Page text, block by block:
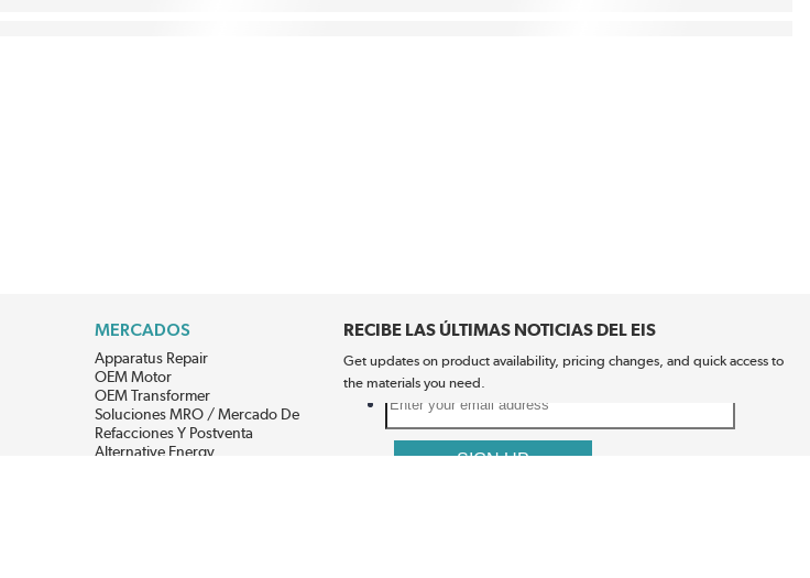
MERCADOS
Apparatus Repair
OEM Motor
OEM Transformer
Soluciones MRO / Mercado De
Refacciones Y Postventa
Alternative Energy
RECIBE LAS ÚLTIMAS NOTICIAS DEL EIS
Get updates on product availability, pricing changes, and quick access to
the materials you need.